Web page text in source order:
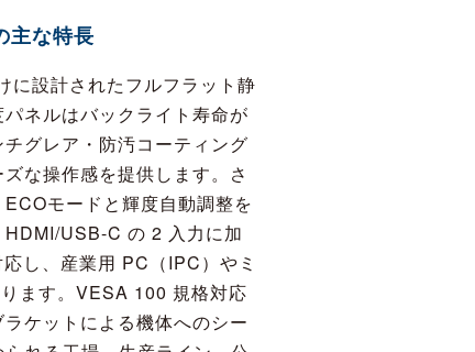
主な特長
に設計されたフルフラット静
ネルはバックライト寿命が
グレア・防汚コーティング
な操作感を提供します。さ
モードと輝度自動調整を
USB-C の 2 入力に加
し、産業用 PC（IPC）やミ
ます。VESA 100 規格対応
ケットによる機体へのシー